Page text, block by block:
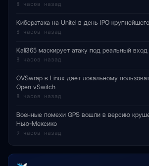
8 часов назад
Кибератака на Unitel в день IPO
8 часов назад
Kali365 маскирует атаку под реальный
8 часов назад
OVSwrap в Linux дает локальному
Open vSwitch
8 часов назад
Военные помехи GPS вошли в версию
Нью-Мексико
9 часов назад